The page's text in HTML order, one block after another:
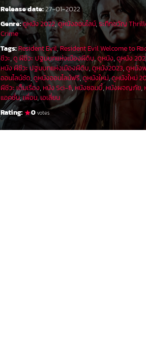
Release date:27-01-2022
Genre:ดูหนัง 2022,ดูหนังออนไลน์,ระทึกขวัญ
Crime
Tags:Resident Evil,Resident Evil Welcome to
ชีวะ,ดู ผีชีวะ ปฐมบทแห่งเมืองผีดิบ,ดูหนัง,ดูหนัง
หนัง ผีชีวะ ปฐมบทแห่งเมืองผีดิบ,ดูหนัง2023,ดูหนัง
ออนไลน์ชัด,ดูหนังออนไลน์ฟรี,ดูหนังใหม่,ดูหนังใหม่
ผีชีวะ เต็มเรื่อง, หนัง Sci-fi, หนังซอมบี้,หนังผจญภัย,
แอคชั่น,เพื่อน,เอเลี่ยน
Rating:
0votes